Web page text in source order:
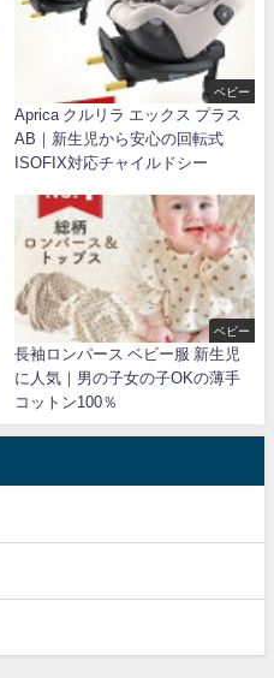
ベビー
Aprica クルリラ エックス プラス
AB｜新生児から安心の回転式
ISOFIX対応チャイルドシー
ベビー
長袖ロンパース ベビー服 新生児
に人気｜男の子女の子OKの薄手
コットン100％